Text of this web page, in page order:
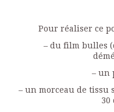
Pour réaliser ce
– du film bulles
– un
– un morceau de tissu
30